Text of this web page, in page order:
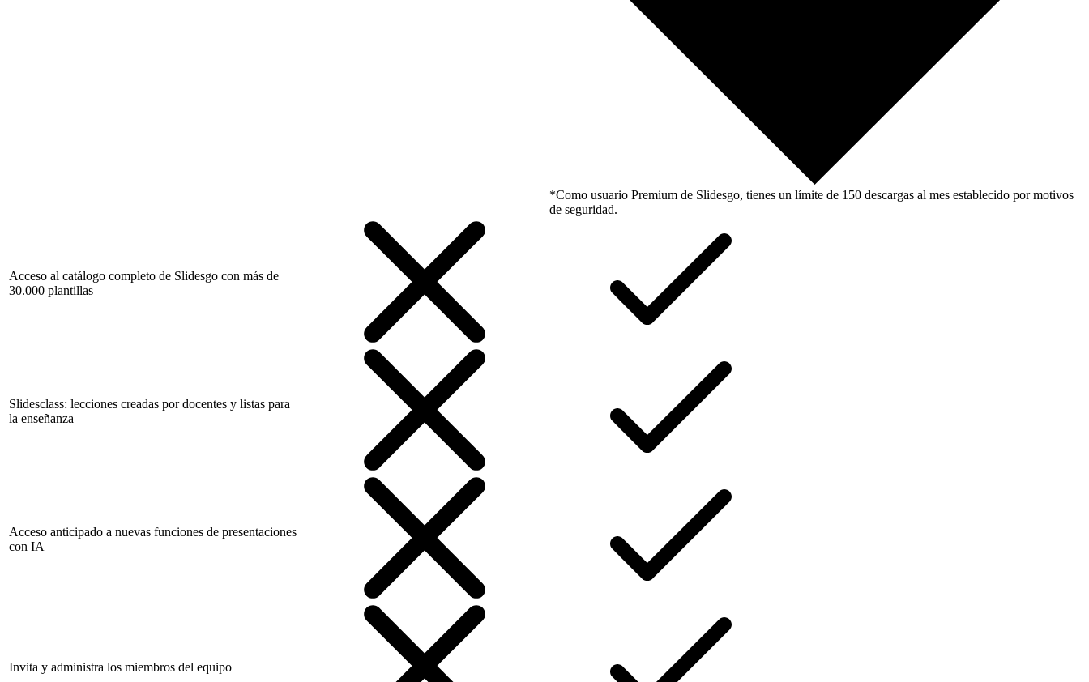
*Como usuario Premium de Slidesgo, tienes un límite de 150 descargas al mes establecido por motivos
de seguridad.
Acceso al catálogo completo de Slidesgo con más de
30.000 plantillas
Slidesclass: lecciones creadas por docentes y listas para
la enseñanza
Acceso anticipado a nuevas funciones de presentaciones
con IA
Invita y administra los miembros del equipo